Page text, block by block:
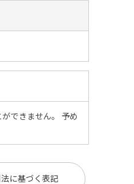
できません。 予め
に基づく表記